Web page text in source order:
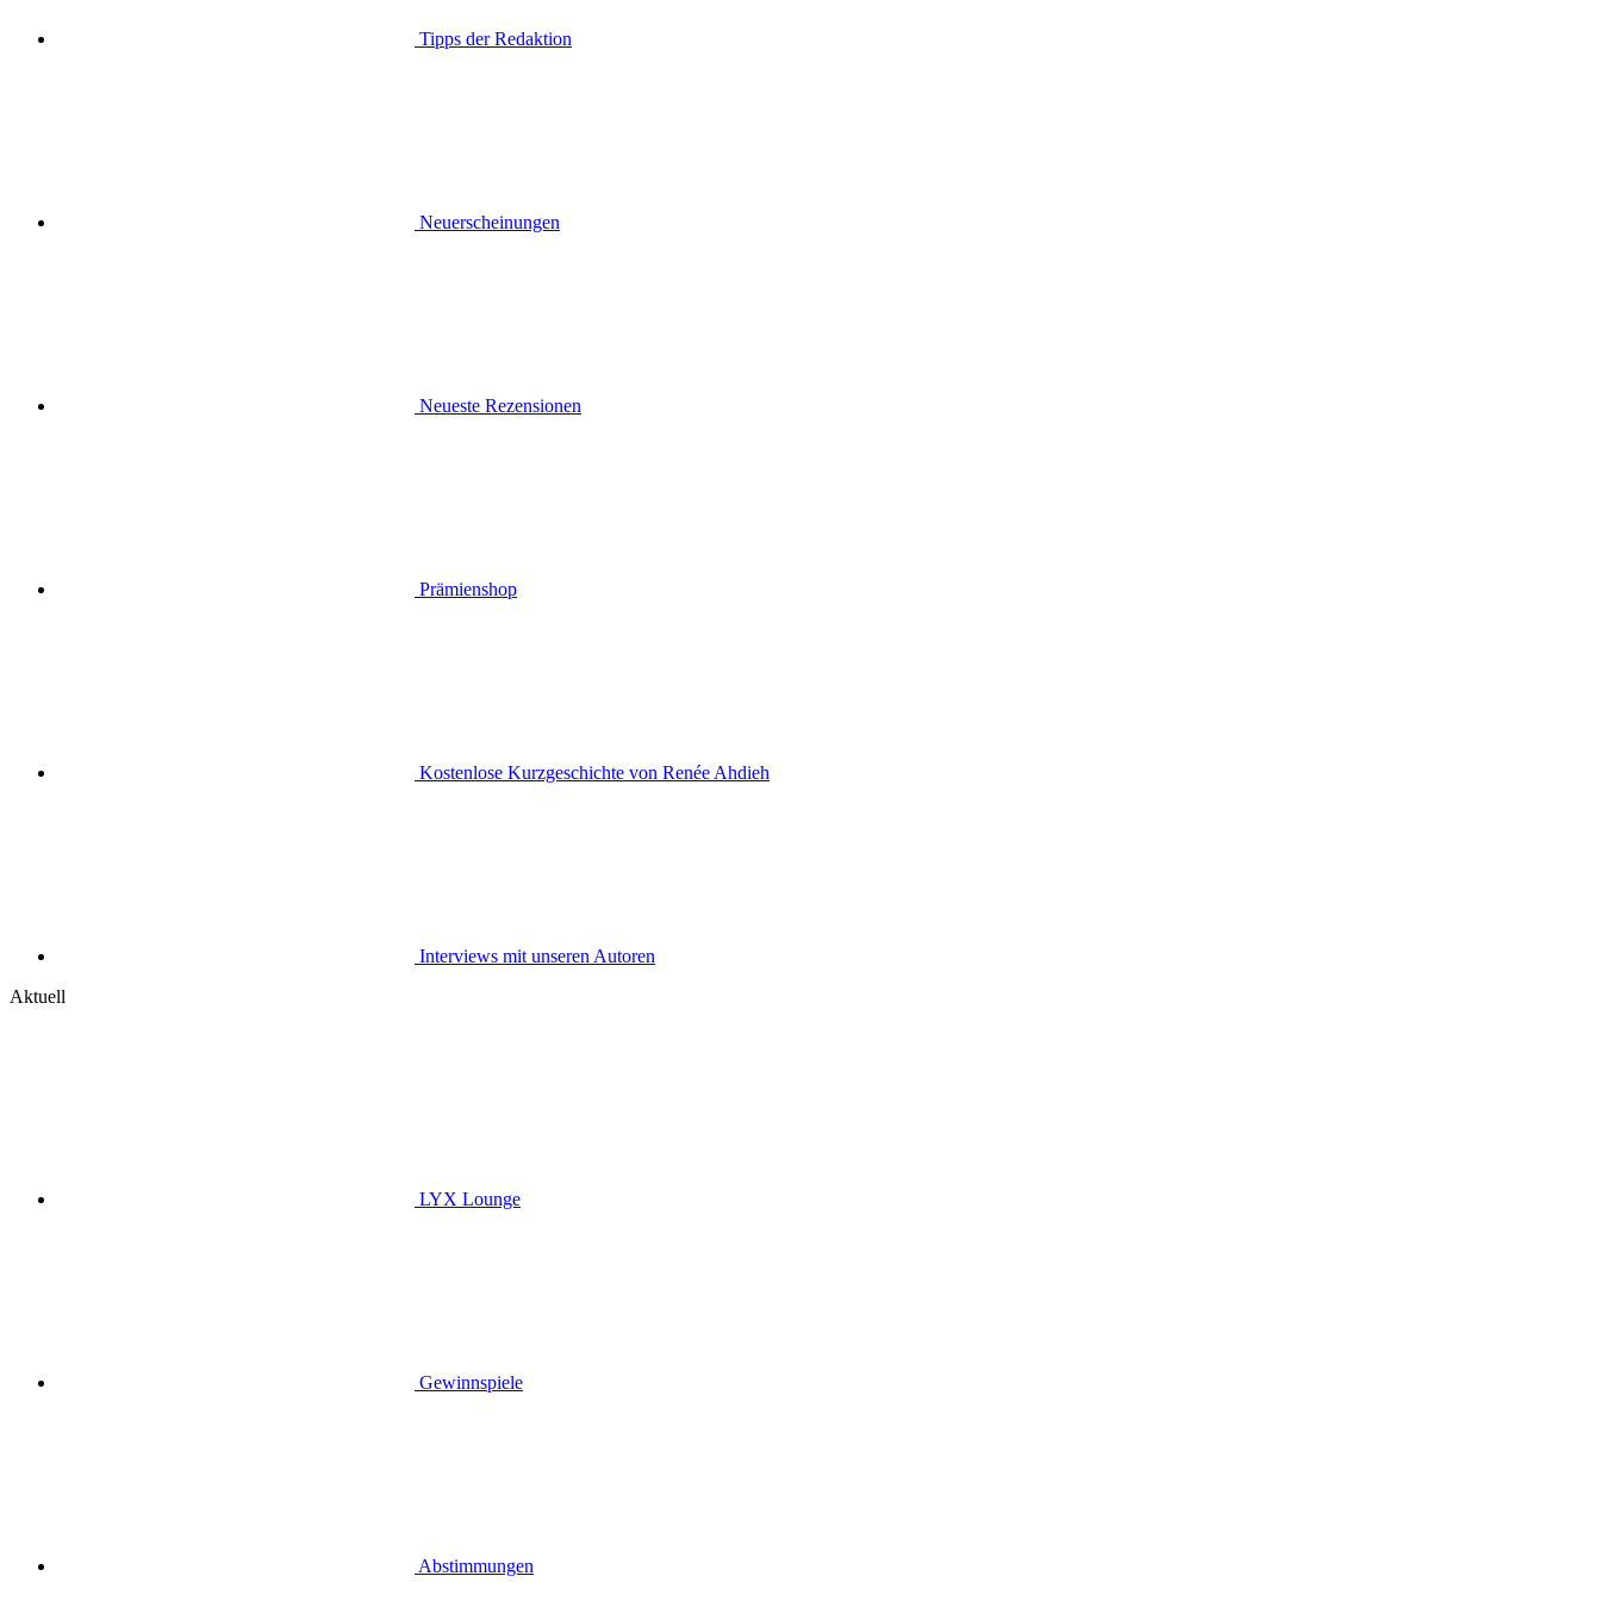
Tipps der Redaktion
Neuerscheinungen
Neueste Rezensionen
Prämienshop
Kostenlose Kurzgeschichte von Renée Ahdieh
Interviews mit unseren Autoren
Aktuell
LYX Lounge
Gewinnspiele
Abstimmungen